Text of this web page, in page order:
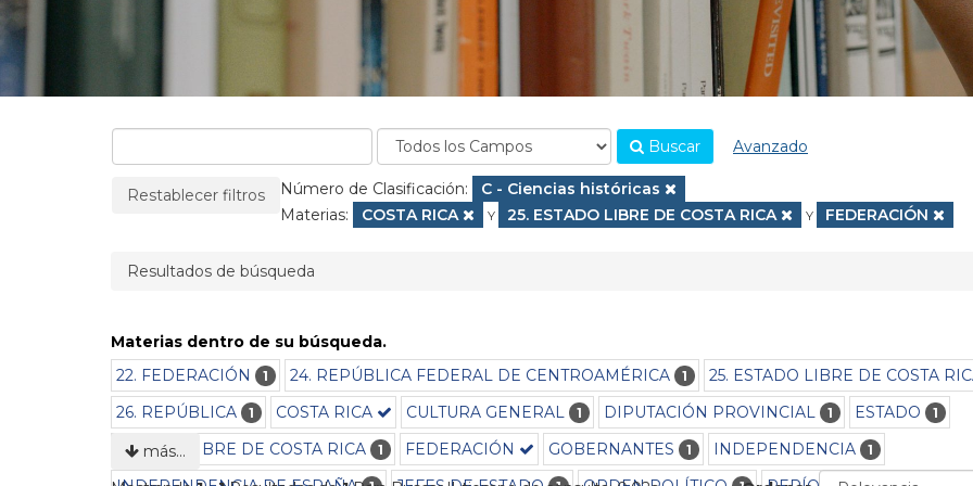
Buscar
Avanzado
La página se recargará cuando se elimine un filtro.
Restablecer filtros Filtros aplicados:
Número de Clasificación: Eliminar filtro
C - Ciencias históricas
Materias:
Eliminar filtro
COSTA RICA Y Eliminar filtro
25. ESTADO LIBRE DE COSTA RICA Y Eliminar filtro
FEDERACIÓN
Resultados de búsqueda
Materias dentro de su búsqueda.
22. FEDERACIÓN
1 24. REPÚBLICA FEDERAL DE CENTROAMÉRICA 1
25. ESTADO LIBRE DE COSTA
26. REPÚBLICA
1 COSTA RICA CULTURA GENERAL 1 DIPUTACIÓN PROVINCIAL 1 ESTADO 1
ESTADO LIBRE DE COSTA RICA 1 FEDERACIÓN GOBERNANTES 1 INDEPENDENCIA 1
más…